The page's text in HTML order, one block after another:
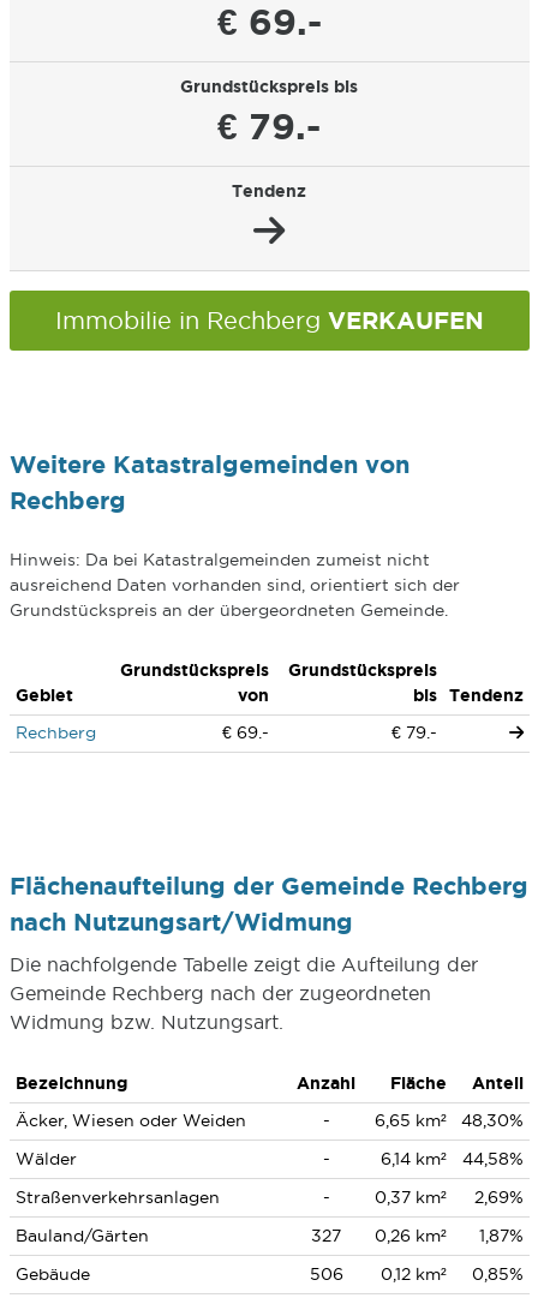
€ 69.-
Grundstückspreis bis
€ 79.-
Tendenz
Immobilie in Rechberg VERKAUFEN
Weitere Katastralgemeinden von
Rechberg
Hinweis: Da bei Katastralgemeinden zumeist nicht
ausreichend Daten vorhanden sind, orientiert sich der
Grundstückspreis an der übergeordneten Gemeinde.
Gebiet
Grundstückspreis
von
Grundstückspreis
bis
Tendenz
Rechberg
€ 69.- € 79.-
Flächenaufteilung der Gemeinde Rechberg
nach Nutzungsart/Widmung
Die nachfolgende Tabelle zeigt die Aufteilung der
Gemeinde Rechberg nach der zugeordneten
Widmung bzw. Nutzungsart.
Bezeichnung Anzahl Fläche
Anteil
Äcker, Wiesen oder Weiden
- 6,65 km²
48,30%
Wälder
- 6,14 km²
44,58%
Straßenverkehrsanlagen
- 0,37 km²
2,69%
Bauland/Gärten
327 0,26 km²
1,87%
Gebäude
506 0,12 km² 0,85%